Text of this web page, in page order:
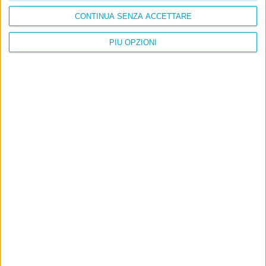
PIÙ OPZIONI
CONTINUA SENZA ACCETTARE